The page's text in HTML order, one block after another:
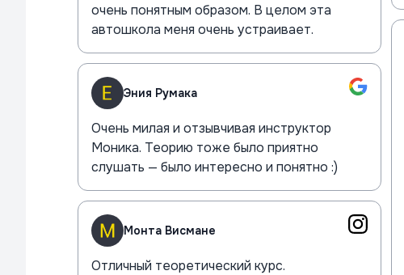
очень понятным образом. В целом эта
автошкола меня очень устраивает.
Эния Румака
Очень милая и отзывчивая инструктор
Моника. Теорию тоже было приятно
слушать — было интересно и понятно :)
Монта Висмане
Отличный теоретический курс.